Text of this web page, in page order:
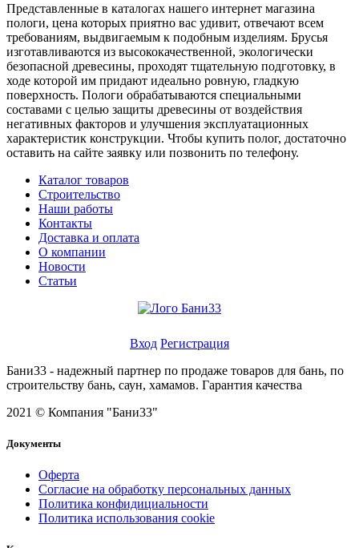
Представленные в каталогах нашего интернет магазина
пологи, цена которых приятно вас удивит, отвечают всем
требованиям, выдвигаемым к подобным изделиям. Брусья
изготавливаются из высококачественной, экологически
безопасной древесины, проходят тщательную подготовку, в
ходе которой им придают идеально ровную, гладкую
поверхность. Пологи обрабатываются специальными
составами с целью защиты древесины от воздействия
негативных факторов и улучшения эксплуатационных
характеристик конструкции. Чтобы купить полог, достаточно
оставить на сайте заявку или позвонить по телефону.
Каталог товаров
Строительство
Наши работы
Контакты
Доставка и оплата
О компании
Новости
Статьи
Вход Регистрация
Бани33 - надежный партнер по продаже товаров для бань, по
строительству бань, саун, хамамов. Гарантия качества
2021 © Компания "Бани33"
Документы
Оферта
Согласие на обработку персональных данных
Политика конфидициальности
Политика использования cookie